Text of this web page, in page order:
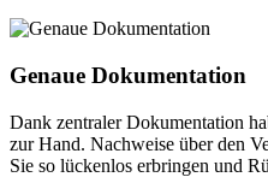
Genaue Dokumentation
Dank zentraler Dokumentation
zur Hand. Nachweise über den
Sie so lückenlos erbringen und